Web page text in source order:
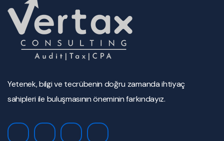
Yetenek, bilgi ve tecrübenin doğru zamanda ihtiyaç
sahipleri ile buluşmasının öneminin farkındayız.